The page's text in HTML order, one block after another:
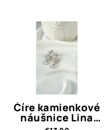
Číre kamienkové
náušnice Lina